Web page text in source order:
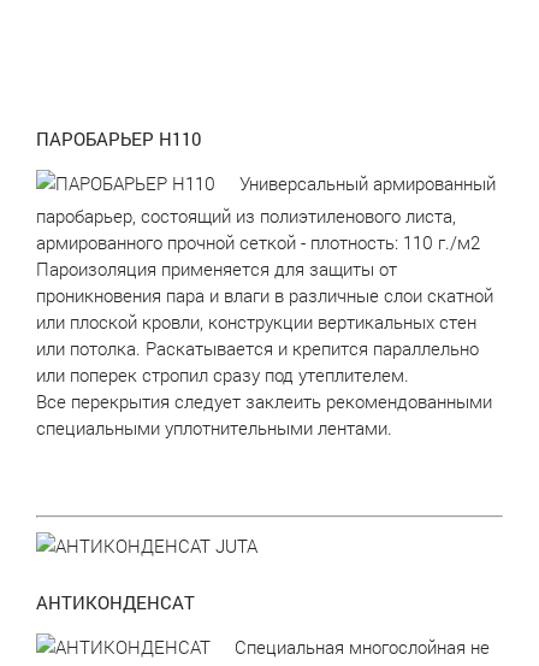
ПАРОБАРЬЕР Н110
Универсальный армированный
паробарьер, состоящий из полиэтиленового листа,
армированного прочной сеткой - плотность: 110 г./м2
Пароизоляция применяется для защиты от
проникновения пара и влаги в различные слои скатной
или плоской кровли, конструкции вертикальных стен
или потолка. Раскатывается и крепится параллельно
или поперек стропил сразу под утеплителем.
Все перекрытия следует заклеить рекомендованными
специальными уплотнительными лентами.
АНТИКОНДЕНСАТ
Специальная многослойная не